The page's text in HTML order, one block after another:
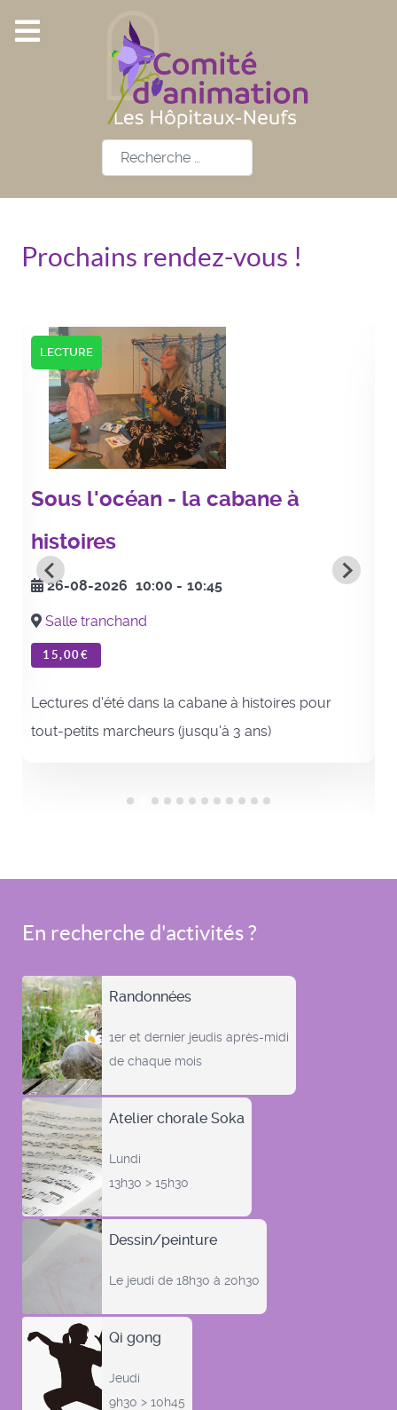
Rechercher
Prochains rendez-vous !
LECTURE
Sous l'océan - la cabane à
histoires
26-08-2026 10:00 - 10:45
Salle tranchand
15,00€
Lectures d'été dans la cabane à histoires pour
tout-petits marcheurs (jusqu'à 3 ans)
En recherche d'activités ?
Randonnées
1er et dernier jeudis après-midi
de chaque mois
Atelier chorale Soka
Lundi
13h30 > 15h30
Dessin/peinture
Le jeudi de 18h30 à 20h30
Qi gong
Jeudi
9h30 > 10h45